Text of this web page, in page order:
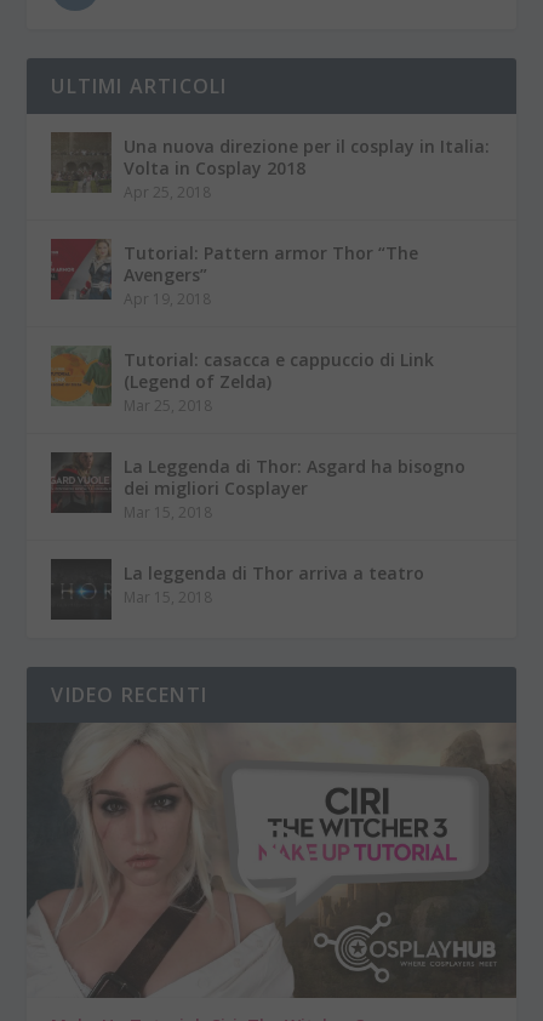
ULTIMI ARTICOLI
Una nuova direzione per il cosplay in Italia:
Volta in Cosplay 2018
Apr 25, 2018
Tutorial: Pattern armor Thor “The
Avengers”
Apr 19, 2018
Tutorial: casacca e cappuccio di Link
(Legend of Zelda)
Mar 25, 2018
La Leggenda di Thor: Asgard ha bisogno
dei migliori Cosplayer
Mar 15, 2018
La leggenda di Thor arriva a teatro
Mar 15, 2018
VIDEO RECENTI